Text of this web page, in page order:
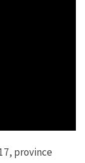
province